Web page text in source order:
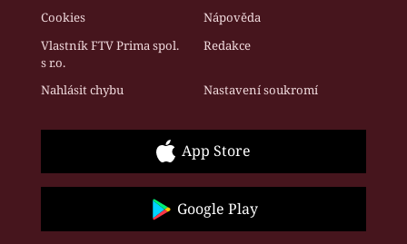
Cookies
Nápověda
Vlastník FTV Prima spol.
s r.o.
Redakce
Nahlásit chybu Nastavení soukromí
App Store
Google Play